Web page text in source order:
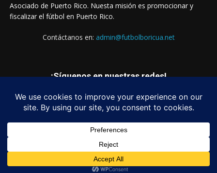
Asociado de Puerto Rico. Nuesta misión es promocionar y
fiscalizar el fútbol en Puerto Rico.
Contáctanos en: admin@futbolboricua.net
¡Síguenos en nuestras redes!
© Copyright 2023 - Fútbol Boricua (FBNET) Inc.
Login Quienes Somos Estados Financieros Contáctanos